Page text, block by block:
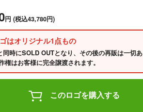
円 (税込43,780円)
はオリジナル1点もの
同時にSOLD OUTとなり、その後の再販は一切
権はお客様に完全譲渡されます。
このロゴを購入する